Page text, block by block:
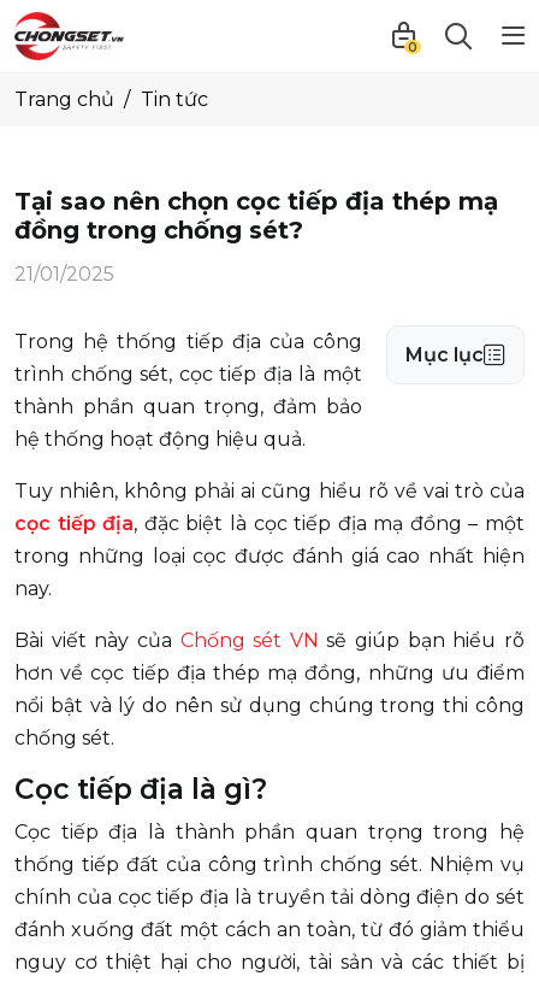
0
Trang chủ Tin tức
Tại sao nên chọn cọc tiếp địa thép mạ
đồng trong chống sét?
21/01/2025
Mục lục
Trong hệ thống tiếp địa của công
trình chống sét, cọc tiếp địa là một
thành phần quan trọng, đảm bảo
hệ thống hoạt động hiệu quả.
Tuy nhiên, không phải ai cũng hiểu rõ về vai trò của
cọc tiếp địa, đặc biệt là cọc tiếp địa mạ đồng – một
trong những loại cọc được đánh giá cao nhất hiện
nay.
Bài viết này của Chống sét VN sẽ giúp bạn hiểu rõ
hơn về cọc tiếp địa thép mạ đồng, những ưu điểm
nổi bật và lý do nên sử dụng chúng trong thi công
chống sét.
Cọc tiếp địa là gì?
Cọc tiếp địa là thành phần quan trọng trong hệ
thống tiếp đất của công trình chống sét. Nhiệm vụ
chính của cọc tiếp địa là truyền tải dòng điện do sét
đánh xuống đất một cách an toàn, từ đó giảm thiểu
nguy cơ thiệt hại cho người, tài sản và các thiết bị